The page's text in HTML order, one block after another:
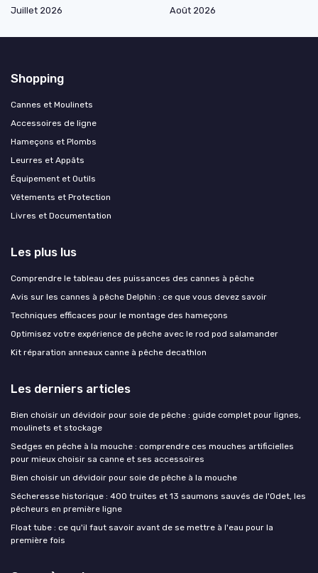
Juillet 2026
Août 2026
Shopping
Cannes et Moulinets
Accessoires de ligne
Hameçons et Plombs
Leurres et Appâts
Équipement et Outils
Vêtements et Protection
Livres et Documentation
Les plus lus
Comprendre le tableau des puissances des cannes à pêche
Avis sur les cannes à pêche Delphin : ce que vous devez savoir
Techniques efficaces pour le montage des hameçons
Optimisez votre expérience de pêche avec le rod pod salamander
Kit réparation anneaux canne à pêche decathlon
Les derniers articles
Bien choisir un dévidoir pour soie de pêche : guide complet pour lignes,
moulinets et stockage
Sedges en pêche à la mouche : comprendre ces mouches artificielles
pour mieux choisir sa canne et ses accessoires
Bien choisir un dévidoir pour soie de pêche à la mouche
Sécheresse historique : 400 truites et 13 saumons sauvés de l'Odet, les
pêcheurs en première ligne
Float tube : ce qu'il faut savoir avant de se mettre à l'eau pour la
première fois